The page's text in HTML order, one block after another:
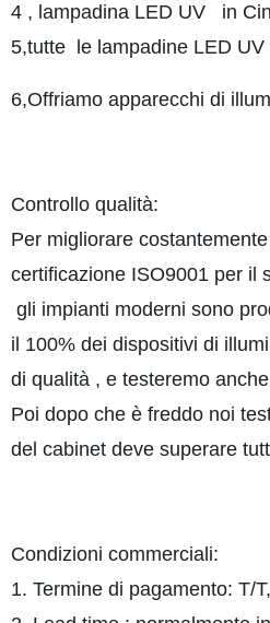
4 , lampadina LED UVin
5,tutte
le lampadine LED UV
6,Offriamo apparecchi di
Controllo qualità:
Per migliorare
certificazione ISO9001 per
gli impianti moderni sono
il 100% dei dispositivi di
di qualità , e testeremo
Poi dopo che è freddo noi
del cabinet deve superare
Condizioni commerciali:
1. Termine di pagamento: